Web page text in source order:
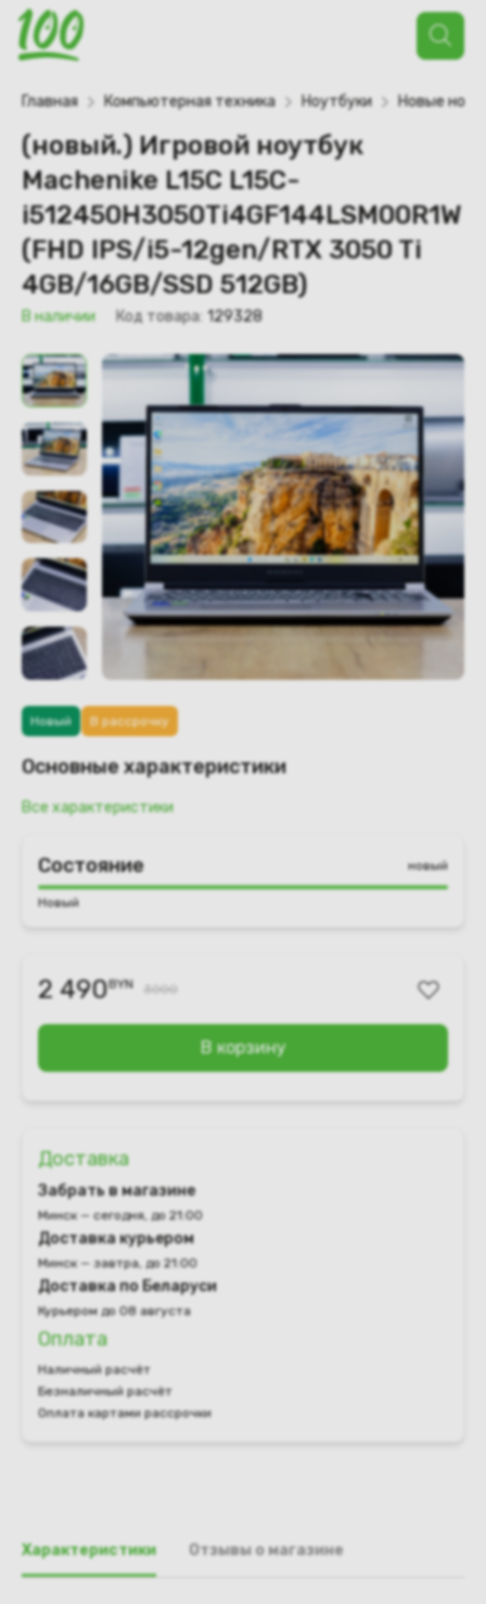
Поиск
товаров
Главная Компьютерная техника Ноутбуки Новые
(новый.) Игровой ноутбук
Machenike L15C L15C-
i512450H3050Ti4GF144LSM00R1W
(FHD IPS/i5-12gen/RTX 3050 Ti
4GB/16GB/SSD 512GB)
В наличии Код товара: 129328
Новый В рассрочку
Основные характеристики
Все характеристики
Состояние новый
Новый
2 490BYN 3000
В корзину
Доставка
Забрать в магазине
Минск — сегодня, до 21:00
Доставка курьером
Минск — завтра, до 21:00
Доставка по Беларуси
Курьером до 08 августа
Оплата
Наличный расчёт
Безналичный расчёт
Оплата картами рассрочки
Характеристики Отзывы о магазине